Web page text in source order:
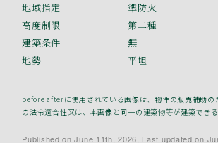
地域指定
準防火
高度制限
第二種
建築条件
無
地勢
平坦
before afterに使用されている画像は、物件の販売補助の
の法令適合性又は、本画像と同一の建築物等が建築でき
Published on June 11th, 2026, Last updated on